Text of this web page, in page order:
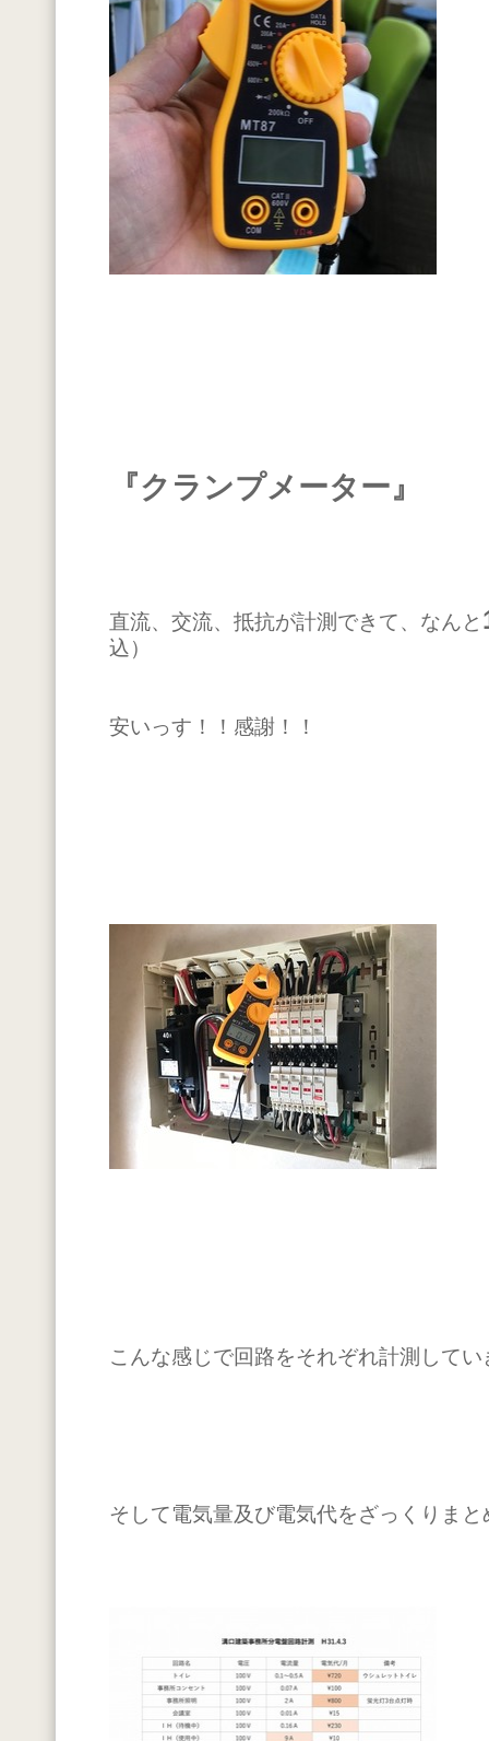
『クランプメーター』
直流、交流、抵抗が計測できて、なんと
込）
安いっす！！感謝！！
こんな感じで回路をそれぞれ計測してい
そして電気量及び電気代をざっくりま